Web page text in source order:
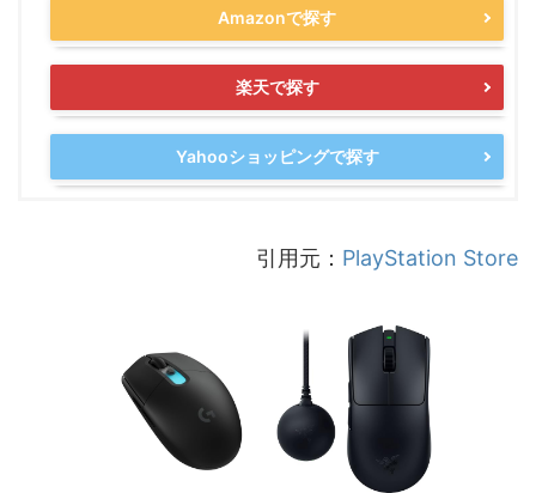
Amazonで探す
楽天で探す
Yahooショッピングで探す
引用元： PlayStation Store